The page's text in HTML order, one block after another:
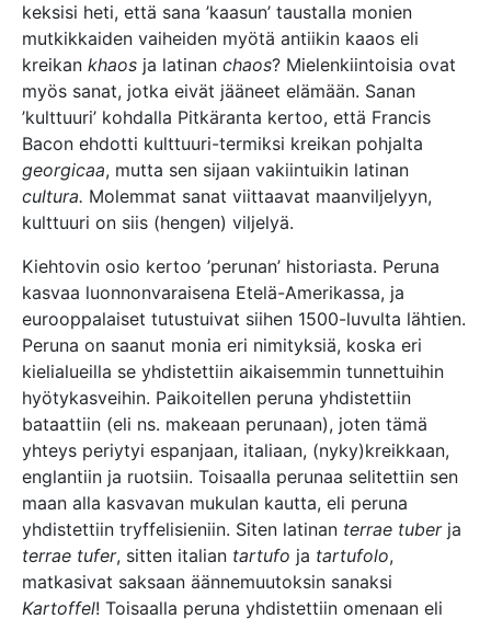
keksisi heti, että sana ’kaasun’ taustalla monien
mutkikkaiden vaiheiden myötä antiikin kaaos eli
kreikan khaos ja latinan chaos? Mielenkiintoisia ovat
myös sanat, jotka eivät jääneet elämään. Sanan
’kulttuuri’ kohdalla Pitkäranta kertoo, että Francis
Bacon ehdotti kulttuuri-termiksi kreikan pohjalta
georgicaa, mutta sen sijaan vakiintuikin latinan
cultura. Molemmat sanat viittaavat maanviljelyyn,
kulttuuri on siis (hengen) viljelyä.
Kiehtovin osio kertoo ’perunan’ historiasta. Peruna
kasvaa luonnonvaraisena Etelä-Amerikassa, ja
eurooppalaiset tutustuivat siihen 1500-luvulta lähtien.
Peruna on saanut monia eri nimityksiä, koska eri
kielialueilla se yhdistettiin aikaisemmin tunnettuihin
hyötykasveihin. Paikoitellen peruna yhdistettiin
bataattiin (eli ns. makeaan perunaan), joten tämä
yhteys periytyi espanjaan, italiaan, (nyky)kreikkaan,
englantiin ja ruotsiin. Toisaalla perunaa selitettiin sen
maan alla kasvavan mukulan kautta, eli peruna
yhdistettiin tryffelisieniin. Siten latinan terrae tuberja
terrae tufer, sitten italian tartufo ja tartufolo,
matkasivat saksaan äännemuutoksin sanaksi
Kartoffel! Toisaalla peruna yhdistettiin omenaan eli